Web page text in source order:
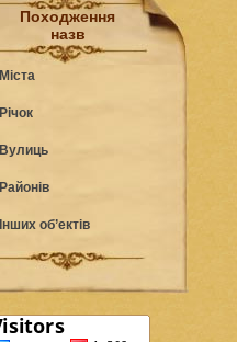
Походження
назв
Міста
Річок
Вулиць
Районів
Інших об’ектів